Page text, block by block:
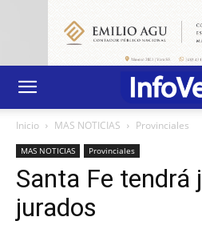
Inicio MAS NOTICIAS Provinciales
MAS NOTICIAS Provinciales
Santa Fe tendrá
jurados